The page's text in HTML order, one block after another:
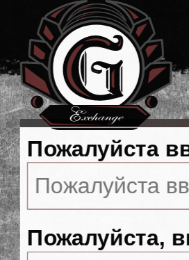
Пожалуйста
Пожалуйста,